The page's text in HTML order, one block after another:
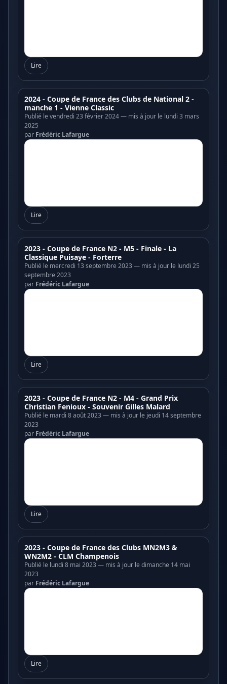
Lire
2024 - Coupe de France des Clubs de National 2 -
manche 1 - Vienne Classic
Publié le vendredi 23 février 2024 — mis à jour le lundi 3 mars
2025
par Frédéric Lafargue
Lire
2023 - Coupe de France N2 - M5 - Finale - La
Classique Puisaye - Forterre
Publié le mercredi 13 septembre 2023 — mis à jour le lundi 25
septembre 2023
par Frédéric Lafargue
Lire
2023 - Coupe de France N2 - M4 - Grand Prix
Christian Fenioux - Souvenir Gilles Malard
Publié le mardi 8 août 2023 — mis à jour le jeudi 14 septembre
2023
par Frédéric Lafargue
Lire
2023 - Coupe de France des Clubs MN2M3 &
WN2M2 - CLM Champenois
Publié le lundi 8 mai 2023 — mis à jour le dimanche 14 mai
2023
par Frédéric Lafargue
Lire